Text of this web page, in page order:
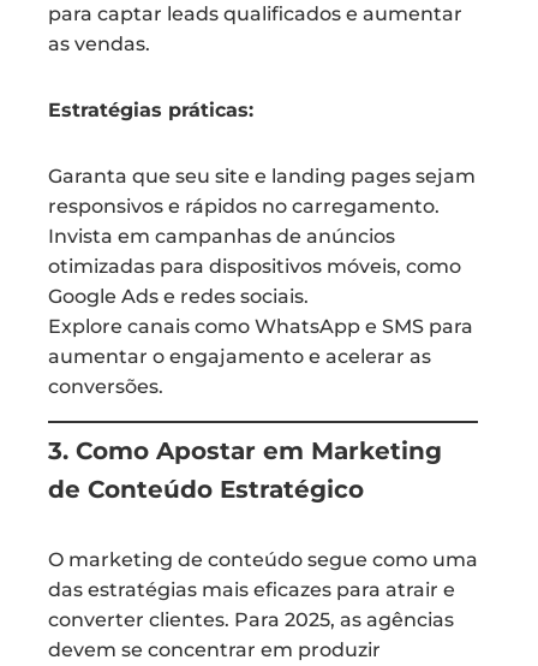
para captar leads qualificados e aumentar
as vendas.
Estratégias práticas:
Garanta que seu site e landing pages sejam
responsivos e rápidos no carregamento.
Invista em campanhas de anúncios
otimizadas para dispositivos móveis, como
Google Ads e redes sociais.
Explore canais como WhatsApp e SMS para
aumentar o engajamento e acelerar as
conversões.
3. Como Apostar em Marketing
de Conteúdo Estratégico
O marketing de conteúdo segue como uma
das estratégias mais eficazes para atrair e
converter clientes. Para 2025, as agências
devem se concentrar em produzir